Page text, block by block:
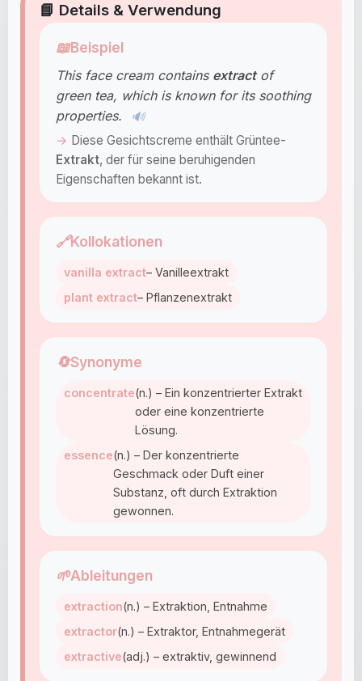
📘 Details & Verwendung
📖Beispiel
This face cream contains extractof
green tea, which is known for its soothing
properties.
🔊
Diese Gesichtscreme enthält Grüntee-
Extrakt, der für seine beruhigenden
Eigenschaften bekannt ist.
🔗Kollokationen
vanilla extract– Vanilleextrakt
plant extract– Pflanzenextrakt
🔄Synonyme
concentrate(n.) – Ein konzentrierter Extrakt
oder eine konzentrierte
Lösung.
essence(n.) – Der konzentrierte
Geschmack oder Duft einer
Substanz, oft durch Extraktion
gewonnen.
🌱Ableitungen
extraction(n.) – Extraktion, Entnahme
extractor(n.) – Extraktor, Entnahmegerät
extractive(adj.) – extraktiv, gewinnend